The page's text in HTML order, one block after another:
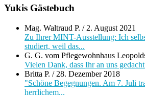
Yukis Gästebuch
Mag. Waltraud P. / 2. August 2021
Zu Ihrer MINT-Ausstellung: Ich
studiert, weil das...
G. G. vom Pflegewohnhaus
Vielen Dank, dass Ihr an uns
Britta P. / 28. Dezember 2018
"Schöne Begegnungen. Am 7. Juli
herrlichem...